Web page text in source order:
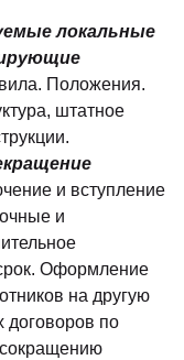
локальные
Положения.
штатное
и вступление
и
Оформление
на другую
договоров по
сокращению